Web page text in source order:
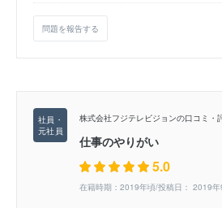
問題を報告する
株式会社フジテレビジョンの口コミ・
仕事のやりがい
5.0
在籍時期：2019年頃/投稿日： 2019